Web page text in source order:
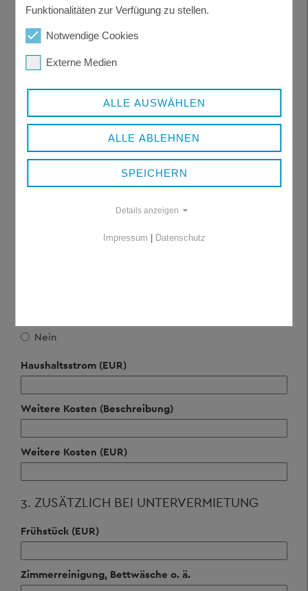
(EUR)
Zuschläge für Möbel, Apparate und Haushaltsgeräte
(EUR)
Ist die Wohnung nur mit diesen Zuschlägen
anmietbar?*
Kosten für Pkw-Stellplatz (EUR)
Nein
Haushaltsstrom (EUR)
Weitere Kosten (Beschreibung)
Weitere Kosten (EUR)
3. ZUSÄTZLICH BEI UNTERVERMIETUNG
Frühstück (EUR)
Zimmerreinigung, Bettwäsche o. ä.
Funktionalitäten zur Verfügung zu stellen.
Notwendige Cookies
Externe Medien
ALLE AUSWÄHLEN
ALLE ABLEHNEN
SPEICHERN
Details anzeigen
Impressum Datenschutz